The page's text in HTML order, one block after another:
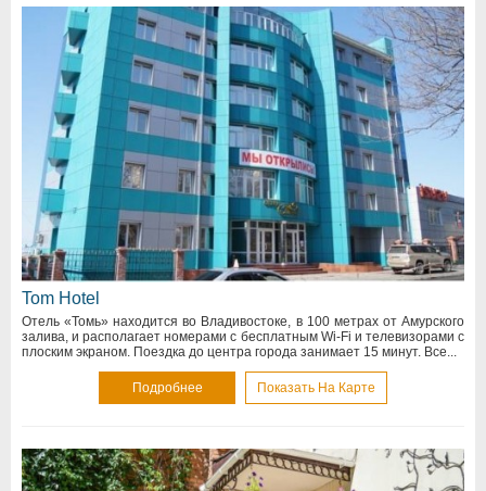
Tom Hotel
Отель «Томь» находится во Владивостоке, в 100 метрах от Амурского
залива, и располагает номерами с бесплатным Wi-Fi и телевизорами с
плоским экраном. Поездка до центра города занимает 15 минут. Все...
Подробнее Показать На Карте